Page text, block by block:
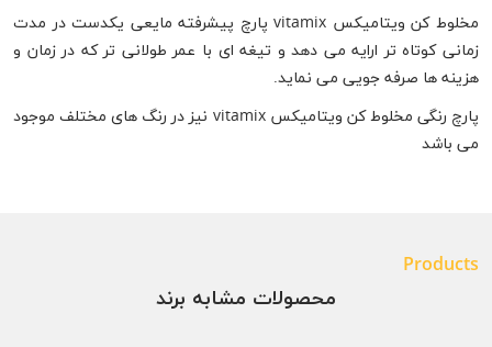
مخلوط کن ویتامیکس vitamix پارچ پیشرفته مایعی یکدست در مدت
زمانی کوتاه تر ارایه می دهد و تیغه ای با عمر طولانی تر که در زمان و
هزینه ها صرفه جویی می نماید.
پارچ رنگی مخلوط کن ویتامیکس vitamix نیز در رنگ های مختلف موجود
می باشد
Products
محصولات مشابه برند